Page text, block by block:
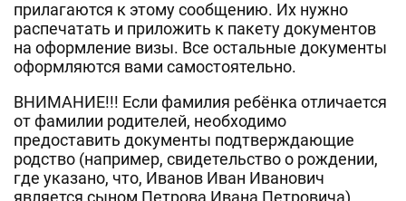
прилагаются к этому сообщению. Их нужно
распечатать и приложить к пакету документов
на оформление визы. Все остальные документы
оформляются вами самостоятельно.
ВНИМАНИЕ!!! Если фамилия ребёнка отличается
от фамилии родителей, необходимо
предоставить документы подтверждающие
родство (например, свидетельство о рождении,
где указано, что, Иванов Иван Иванович
является сыном Петрова Ивана Петровича)